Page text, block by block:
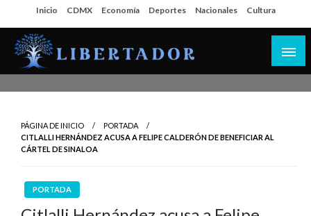
al
contenido
Inicio CDMX Economía Deportes Nacionales Cultura
PÁGINA DE INICIO
PORTADA
CITLALLI HERNÁNDEZ ACUSA A FELIPE CALDERÓN DE BENEFICIAR AL
CÁRTEL DE SINALOA
PORTADA